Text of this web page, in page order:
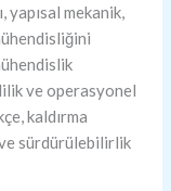
yapısal mekanik,
ve operasyonel
kaldırma
sürdürülebilirlik